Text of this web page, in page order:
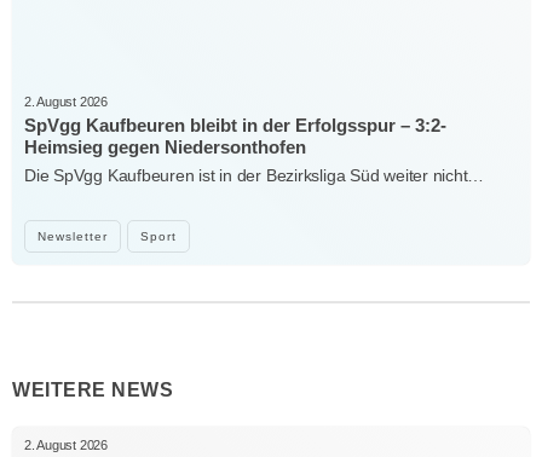
Newsletter Sport
2. August 2026
SpVgg Kaufbeuren bleibt in der Erfolgsspur – 3:2-
Heimsieg gegen Niedersonthofen
Die SpVgg Kaufbeuren ist in der Bezirksliga Süd weiter nicht…
WEITERE NEWS
2. August 2026